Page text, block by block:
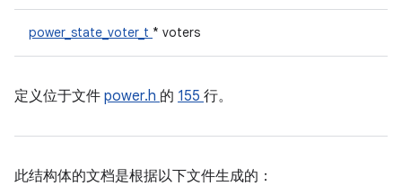
power_state_voter_t * voters
定义位于文件 power.h 的 155 行。
此结构体的文档是根据以下文件生成的：